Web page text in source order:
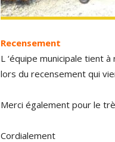
Recensement
L ‘équipe municipale tient
lors du recensement qui
Merci également pour le
Cordialement